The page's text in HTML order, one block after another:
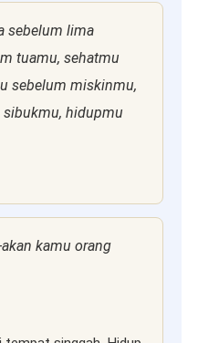
sebelum lima
tuamu, sehatmu
sebelum miskinmu,
hidupmu
kamu orang